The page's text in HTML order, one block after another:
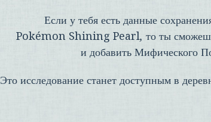
Если у тебя есть данные
Pokémon Shining Pearl, то ты
и добавить Мифического
Это исследование станет доступным в